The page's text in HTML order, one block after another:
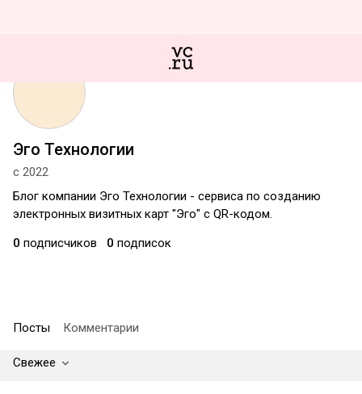
Эго Технологии
с 2022
Блог компании Эго Технологии - сервиса по созданию
электронных визитных карт "Эго" с QR-кодом.
0 подписчиков 0 подписок
Посты Комментарии
Свежее